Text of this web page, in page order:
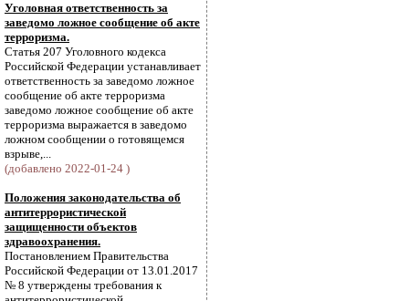
Уголовная ответственность за
заведомо ложное сообщение об акте
терроризма.
Статья 207 Уголовного кодекса
Российской Федерации устанавливает
ответственность за заведомо ложное
сообщение об акте терроризма
заведомо ложное сообщение об акте
терроризма выражается в заведомо
ложном сообщении о готовящемся
взрыве,...
(добавлено 2022-01-24 )
Положения законодательства об
антитеррористической
защищенности объектов
здравоохранения.
Постановлением Правительства
Российской Федерации от 13.01.2017
№ 8 утверждены требования к